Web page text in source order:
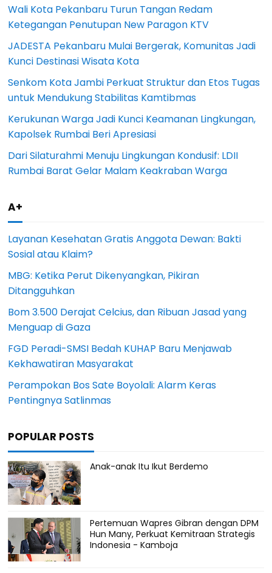
Wali Kota Pekanbaru Turun Tangan Redam
Ketegangan Penutupan New Paragon KTV
JADESTA Pekanbaru Mulai Bergerak, Komunitas Jadi
Kunci Destinasi Wisata Kota
Senkom Kota Jambi Perkuat Struktur dan Etos Tugas
untuk Mendukung Stabilitas Kamtibmas
Kerukunan Warga Jadi Kunci Keamanan Lingkungan,
Kapolsek Rumbai Beri Apresiasi
Dari Silaturahmi Menuju Lingkungan Kondusif: LDII
Rumbai Barat Gelar Malam Keakraban Warga
A+
Layanan Kesehatan Gratis Anggota Dewan: Bakti
Sosial atau Klaim?
MBG: Ketika Perut Dikenyangkan, Pikiran
Ditangguhkan
Bom 3.500 Derajat Celcius, dan Ribuan Jasad yang
Menguap di Gaza
FGD Peradi-SMSI Bedah KUHAP Baru Menjawab
Kekhawatiran Masyarakat
Perampokan Bos Sate Boyolali: Alarm Keras
Pentingnya Satlinmas
POPULAR POSTS
Anak-anak Itu Ikut Berdemo
Pertemuan Wapres Gibran dengan DPM
Hun Many, Perkuat Kemitraan Strategis
Indonesia - Kamboja